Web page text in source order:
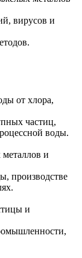
вирусов и
от хлора,
частиц,
воды.
металлов и
производстве
и